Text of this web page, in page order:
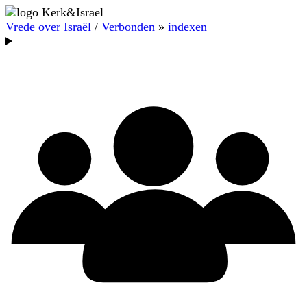
Vrede over Israël / Verbonden » indexen